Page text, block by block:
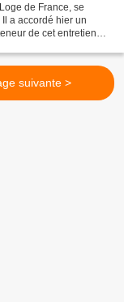
de France, se
a accordé hier un
de cet entretien
suivante >